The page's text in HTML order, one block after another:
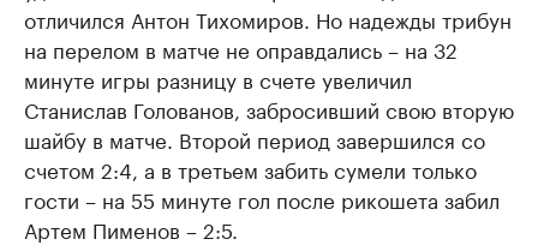
отличился Антон Тихомиров. Но надежды трибун
на перелом в матче не оправдались – на 32
минуте игры разницу в счете увеличил
Станислав Голованов, забросивший свою вторую
шайбу в матче. Второй период завершился со
счетом 2:4, а в третьем забить сумели только
гости – на 55 минуте гол после рикошета забил
Артем Пименов – 2:5.